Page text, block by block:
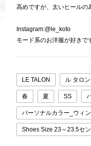
高めですが、太いヒールの
Instagram:@le_koto
モード系のお洋服が好きで
LE TALON ル タロン
春 夏 SS
パーソナルカラー_ウィ
Shoes Size 23～23.5セ